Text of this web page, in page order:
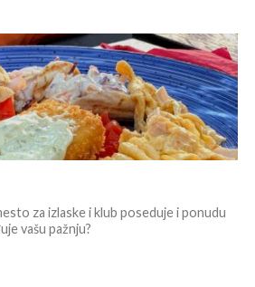
za izlaske i klub poseduje i ponudu
vašu pažnju?